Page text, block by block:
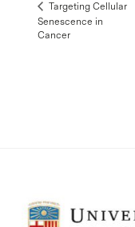
Targeting Cellular
Senescence in
Cancer